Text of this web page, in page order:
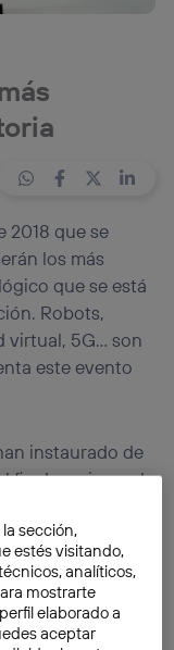
2018 que se
los más
que se está
Robots,
virtual, 5G... son
este evento
instaurado de
fin de mejorar el
desde todos
podemos
que se
sección,
estés visitando,
analíticos,
mostrarte
elaborado a
aceptar